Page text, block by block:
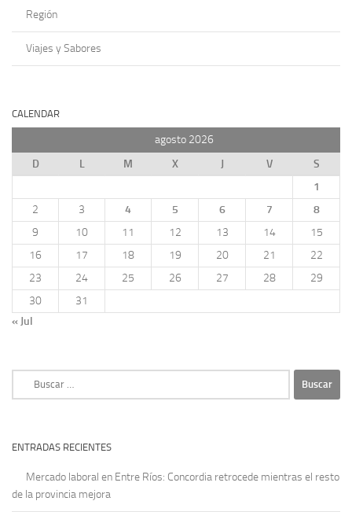
Región
Viajes y Sabores
CALENDAR
agosto 2026
D
L M X J V
S
1
2
3 4 5 6 7
8
9
10 11 12 13 14
15
16
17 18 19 20 21
22
23
24 25 26 27 28
29
30
31
« Jul
ENTRADAS RECIENTES
Mercado laboral en Entre Ríos: Concordia retrocede mientras el resto
de la provincia mejora